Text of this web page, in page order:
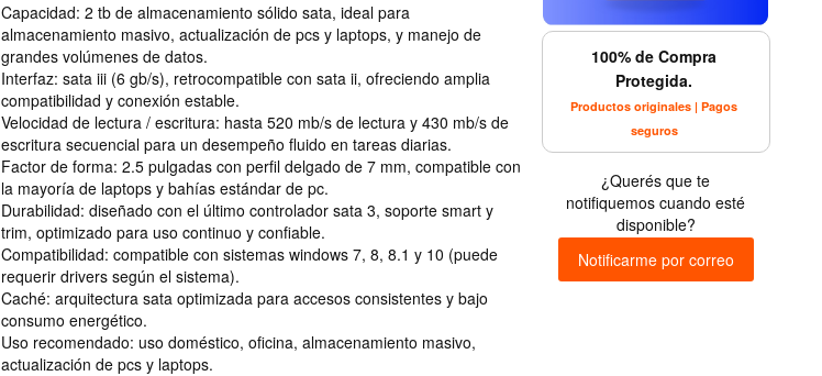
Capacidad: 2 tb de almacenamiento sólido sata, ideal para
almacenamiento masivo, actualización de pcs y laptops, y manejo de
grandes volúmenes de datos.
Interfaz: sata iii (6 gb/s), retrocompatible con sata ii, ofreciendo amplia
compatibilidad y conexión estable.
Velocidad de lectura / escritura: hasta 520 mb/s de lectura y 430 mb/s de
escritura secuencial para un desempeño fluido en tareas diarias.
Factor de forma: 2.5 pulgadas con perfil delgado de 7 mm, compatible con
la mayoría de laptops y bahías estándar de pc.
Durabilidad: diseñado con el último controlador sata 3, soporte smart y
trim, optimizado para uso continuo y confiable.
Compatibilidad: compatible con sistemas windows 7, 8, 8.1 y 10 (puede
requerir drivers según el sistema).
Caché: arquitectura sata optimizada para accesos consistentes y bajo
consumo energético.
Uso recomendado: uso doméstico, oficina, almacenamiento masivo,
actualización de pcs y laptops.
100% de Compra
Protegida.
Productos originales | Pagos
seguros
¿Querés que te
notifiquemos cuando esté
disponible?
Notificarme por correo